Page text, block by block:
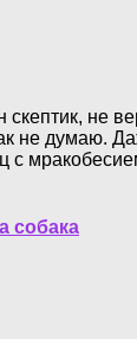
скептик, не
не думаю.
с
собака